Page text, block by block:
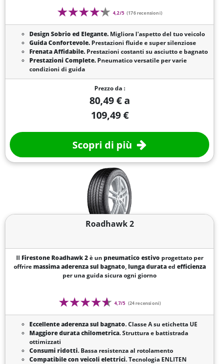
4,2/5 (176 recensioni)
Design Sobrio ed Elegante.Migliora l'aspetto del tuo veicolo
Guida Confortevole.Prestazioni fluide e super silenziose
Frenata Affidabile.Prestazioni costanti su asciutto e bagnato
Prestazioni Complete.Pneumatico versatile per varie
condizioni di guida
Prezzo da :
80,49 € a
109,49 €
Scopri di più
Roadhawk 2
Il Firestone Roadhawk 2è un pneumatico estivo progettato per
offriremassima aderenza sul bagnato,lunga durataed efficienza
per una guida sicura ogni giorno
4,7/5 (24 recensioni)
Eccellente aderenza sul bagnato. Classe A su etichetta UE
Maggiore durata chilometrica. Struttura e battistrada
ottimizzati
Consumi ridotti. Bassa resistenza al rotolamento
Compatibile con veicoli elettrici. Tecnologia ENLITEN